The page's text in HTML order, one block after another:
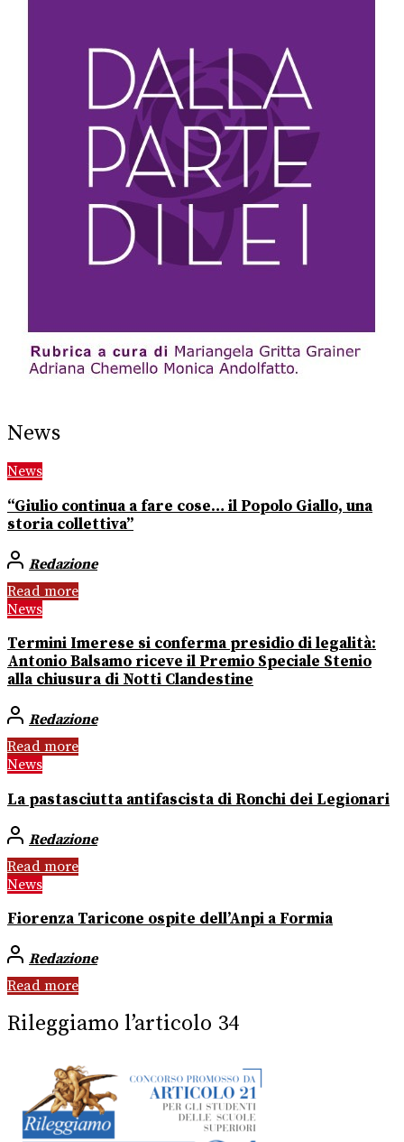
News
News
“Giulio continua a fare cose… il Popolo Giallo, una
storia collettiva”
Redazione
Read more
News
Termini Imerese si conferma presidio di legalità:
Antonio Balsamo riceve il Premio Speciale Stenio
alla chiusura di Notti Clandestine
Redazione
Read more
News
La pastasciutta antifascista di Ronchi dei Legionari
Redazione
Read more
News
Fiorenza Taricone ospite dell’Anpi a Formia
Redazione
Read more
Rileggiamo l’articolo 34